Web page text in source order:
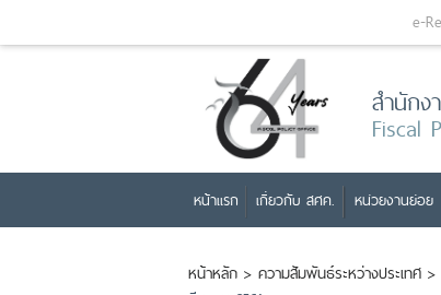
e-
สำนักง
Fiscal
หน้าแรก เกี่ยวกับ สศค. หน่วยงานย่อย
หน้าหลัก > ความสัมพันธ์ระหว่างประเทศ >